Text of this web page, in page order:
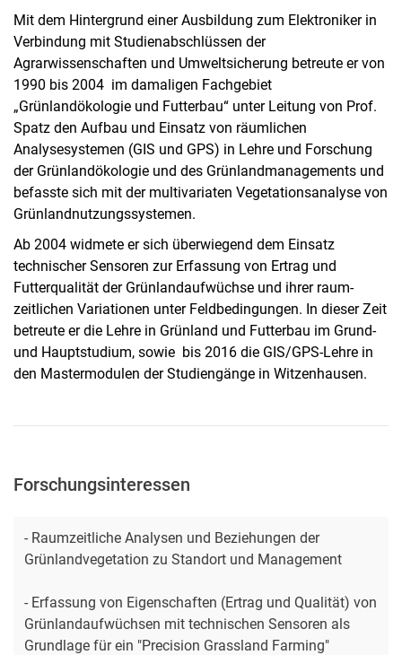
Mit dem Hintergrund einer Ausbildung zum Elektroniker in
Verbindung mit Studienabschlüssen der
Agrarwissenschaften und Umweltsicherung betreute er von
1990 bis 2004 im damaligen Fachgebiet
„Grünlandökologie und Futterbau“ unter Leitung von Prof.
Spatz den Aufbau und Einsatz von räumlichen
Analysesystemen (GIS und GPS) in Lehre und Forschung
der Grünlandökologie und des Grünlandmanagements und
befasste sich mit der multivariaten Vegetationsanalyse von
Grünlandnutzungssystemen.
Ab 2004 widmete er sich überwiegend dem Einsatz
technischer Sensoren zur Erfassung von Ertrag und
Futterqualität der Grünlandaufwüchse und ihrer raum-
zeitlichen Variationen unter Feldbedingungen. In dieser Zeit
betreute er die Lehre in Grünland und Futterbau im Grund-
und Hauptstudium, sowie bis 2016 die GIS/GPS-Lehre in
den Mastermodulen der Studiengänge in Witzenhausen.
Forschungsinteressen
- Raumzeitliche Analysen und Beziehungen der
Grünlandvegetation zu Standort und Management
- Erfassung von Eigenschaften (Ertrag und Qualität) von
Grünlandaufwüchsen mit technischen Sensoren als
Grundlage für ein "Precision Grassland Farming"